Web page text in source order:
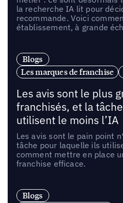
la recherche IA lit pour
recommande. Voici
établissement, à grande
Blogs
Les marques de franchise
Les avis sont le plus
franchisés, et la
utilisent le moins l’IA
Les avis sont le pain point
tâche pour laquelle ils
comment mettre en place
franchise efficace.
Blogs